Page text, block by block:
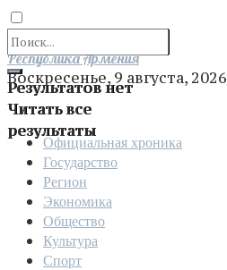
Результатов нет
Читать все
результаты
Отправить
Республика Армения
Воскресенье, 9 августа, 2026
Официальная хроника
Государство
Регион
Экономика
Общество
Культура
Спорт